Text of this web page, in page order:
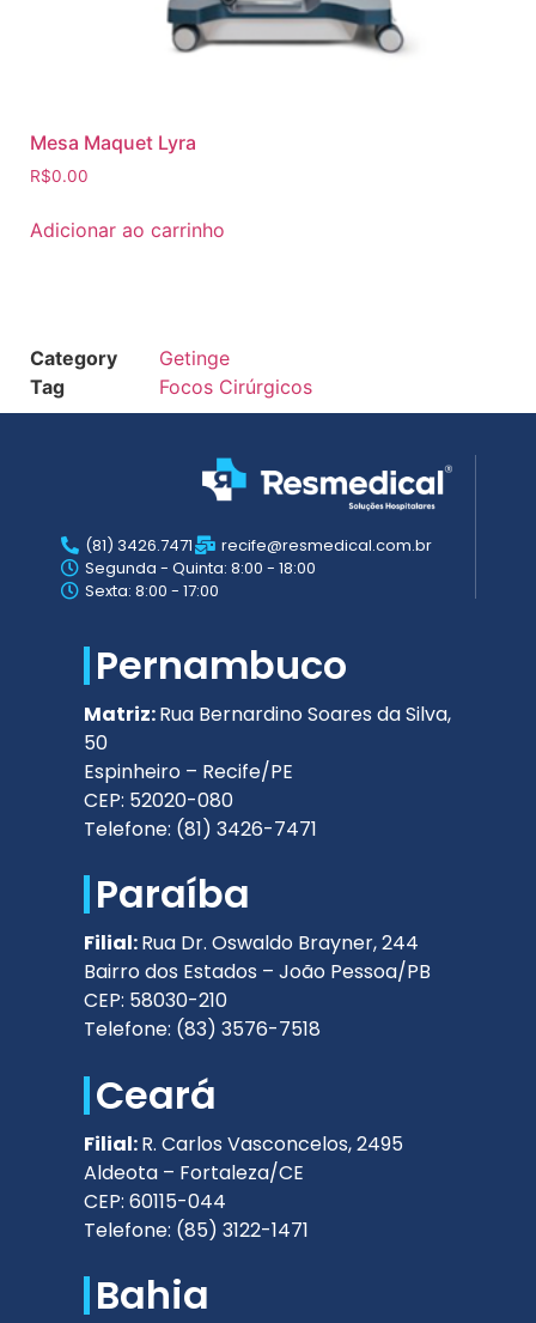
Mesa Maquet Lyra
R$0.00
Adicionar ao carrinho
Category
Getinge
Tag
Focos Cirúrgicos
(81) 3426.7471
recife@resmedical.com.br
Segunda - Quinta: 8:00 - 18:00
Sexta: 8:00 - 17:00
Pernambuco
Matriz:Rua Bernardino Soares da Silva,
50
Espinheiro – Recife/PE
CEP: 52020-080
Telefone: (81) 3426-7471
Paraíba
Filial:Rua Dr. Oswaldo Brayner, 244
Bairro dos Estados – João Pessoa/PB
CEP: 58030-210
Telefone: (83) 3576-7518
Ceará
Filial:R. Carlos Vasconcelos, 2495
Aldeota – Fortaleza/CE
CEP: 60115-044
Telefone: (85) 3122-1471
Bahia